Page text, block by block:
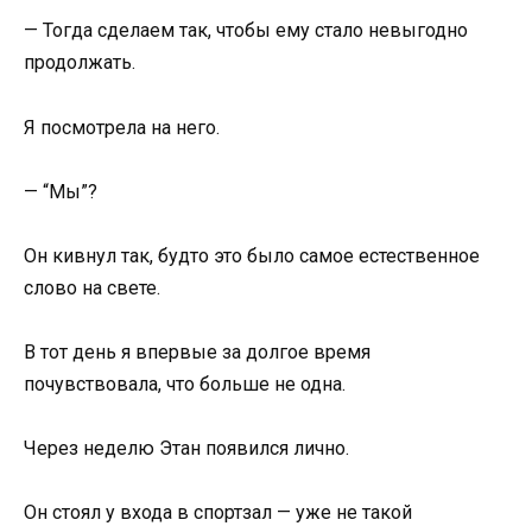
— Тогда сделаем так, чтобы ему стало невыгодно
продолжать.
Я посмотрела на него.
— “Мы”?
Он кивнул так, будто это было самое естественное
слово на свете.
В тот день я впервые за долгое время
почувствовала, что больше не одна.
Через неделю Этан появился лично.
Он стоял у входа в спортзал — уже не такой